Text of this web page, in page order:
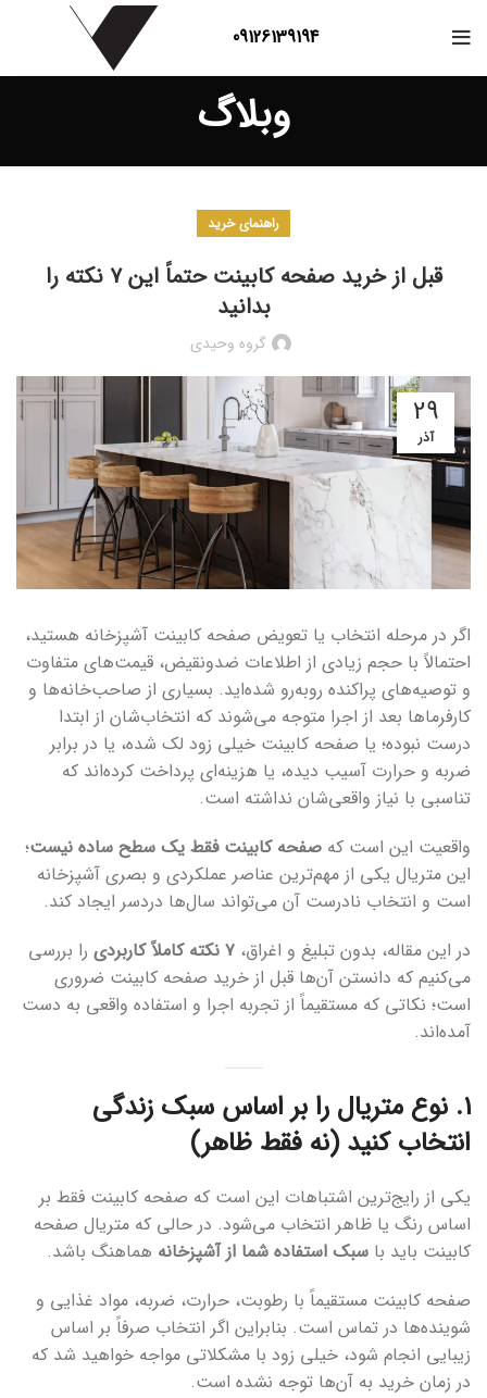
09126139194
وبلاگ
راهنمای خرید
قبل از خرید صفحه کابینت حتماً این ۷ نکته را
بدانید
گروه وحیدی
29
آذر
اگر در مرحله انتخاب یا تعویض صفحه کابینت آشپزخانه هستید،
احتمالاً با حجم زیادی از اطلاعات ضدونقیض، قیمت‌های متفاوت
و توصیه‌های پراکنده روبه‌رو شده‌اید. بسیاری از صاحب‌خانه‌ها و
کارفرماها بعد از اجرا متوجه می‌شوند که انتخاب‌شان از ابتدا
درست نبوده؛ یا صفحه کابینت خیلی زود لک شده، یا در برابر
ضربه و حرارت آسیب دیده، یا هزینه‌ای پرداخت کرده‌اند که
تناسبی با نیاز واقعی‌شان نداشته است.
واقعیت این است که صفحه کابینت فقط یک سطح ساده نیست؛
این متریال یکی از مهم‌ترین عناصر عملکردی و بصری آشپزخانه
است و انتخاب نادرست آن می‌تواند سال‌ها دردسر ایجاد کند.
در این مقاله، بدون تبلیغ و اغراق، ۷ نکته کاملاً کاربردی
را بررسی
می‌کنیم که دانستن آن‌ها قبل از خرید صفحه کابینت ضروری
است؛ نکاتی که مستقیماً از تجربه اجرا و استفاده واقعی به دست
آمده‌اند.
۱. نوع متریال را بر اساس سبک زندگی
انتخاب کنید (نه فقط ظاهر)
یکی از رایج‌ترین اشتباهات این است که صفحه کابینت فقط بر
اساس رنگ یا ظاهر انتخاب می‌شود. در حالی که متریال صفحه
کابینت باید با سبک استفاده شما از آشپزخانه هماهنگ باشد.
صفحه کابینت مستقیماً با رطوبت، حرارت، ضربه، مواد غذایی و
شوینده‌ها در تماس است. بنابراین اگر انتخاب صرفاً بر اساس
زیبایی انجام شود، خیلی زود با مشکلاتی مواجه خواهید شد که
در زمان خرید به آن‌ها توجه نشده است.